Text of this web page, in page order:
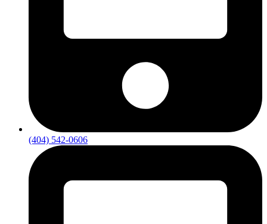
(404) 542-0606